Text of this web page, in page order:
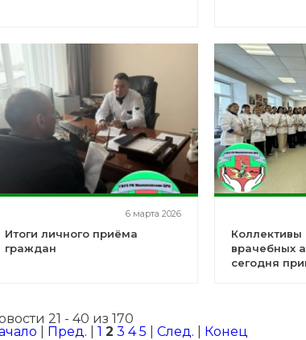
6 марта 2026
Итоги личного приёма
граждан
врачебных
сегодня
21 - 40 из 170
Пред. 1 2 3 4 5 След. Конец